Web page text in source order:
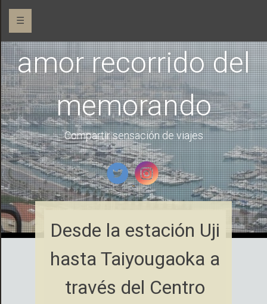
☰
amor recorrido del
memorando
Compartir sensación de viajes
Desde la estación Uji
hasta Taiyougaoka a
través del Centro